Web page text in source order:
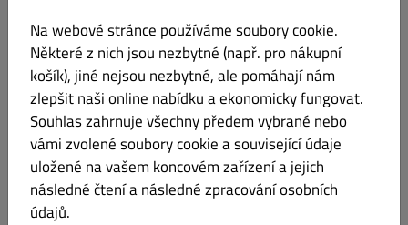
Informace o produktu
Cheese Nachos Kč 69.00
Kukuřičné chipsy, čedarová omáčka, slanina
Na webové stránce používáme soubory cookie.
Některé z nich jsou nezbytné (např. pro nákupní
košík), jiné nejsou nezbytné, ale pomáhají nám
zlepšit naši online nabídku a ekonomicky fungovat.
Souhlas zahrnuje všechny předem vybrané nebo
vámi zvolené soubory cookie a související údaje
uložené na vašem koncovém zařízení a jejich
následné čtení a následné zpracování osobních
údajů.